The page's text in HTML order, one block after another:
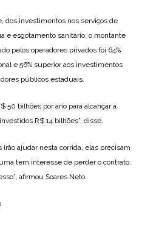
dos investimentos nos serviços de
e esgotamento sanitário, o montante
pelos operadores privados foi 64%
e 56% superior aos investimentos
públicos estaduais.
50 bilhões por ano para alcançar a
R$ 14 bilhões”, disse.
irão ajudar nesta corrida, elas precisam
tem interesse de perder o contrato.
afirmou Soares Neto.